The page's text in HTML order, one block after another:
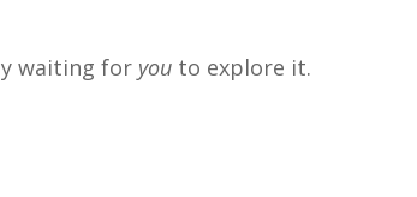
waiting for you to explore it.